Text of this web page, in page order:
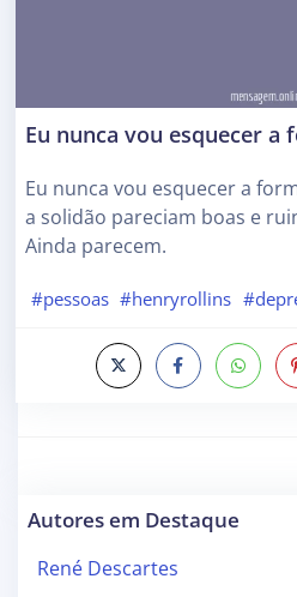
Eu nunca vou esquecer a
Eu nunca vou esquecer a
a solidão pareciam boas e
Ainda parecem.
#pessoas #henryrollins
Autores em Destaque
René Descartes